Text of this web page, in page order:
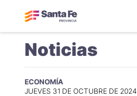
Noticias
ECONOMÍA
JUEVES 31 DE OCTUBRE DE 2024